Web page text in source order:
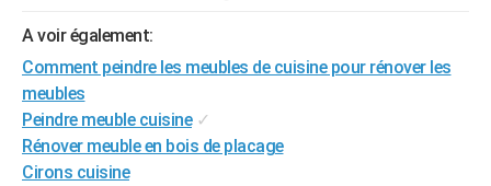
Alimentation
Guide de la santé
Maladies
Médicaments
Sommeil
VOYAGE
Destinations
City break
Voyage nature
Voyage de noces
Forum
Climat
+PHOTO
GUIDES D'ACHAT
A voir également:
Comment peindre les meubles de cuisine pour rénover les
meubles
Peindre meuble cuisine ✓
Rénover meuble en bois de placage
Cirons cuisine